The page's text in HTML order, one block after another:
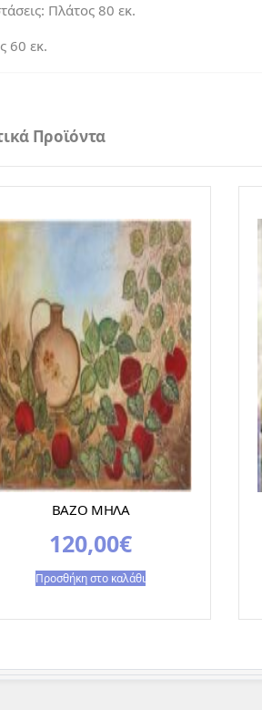
Πλάτος 80 εκ.
60 εκ.
Προϊόντα
ΒΑΖΟ ΜΗΛΑ
120,00€
Προσθήκη στο καλάθι